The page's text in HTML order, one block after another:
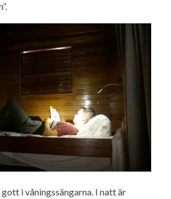
gott i våningssängarna. I natt är